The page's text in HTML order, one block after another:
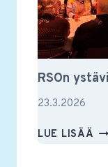
RSOn
23.3.2026
LUE LISÄÄ